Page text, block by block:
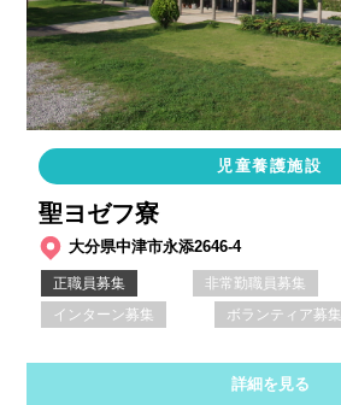
児童養護施設
聖ヨゼフ寮
大分県中津市永添2646-4
正職員募集 非常勤職員募集
インターン募集
ボランティア募集
詳細を見る